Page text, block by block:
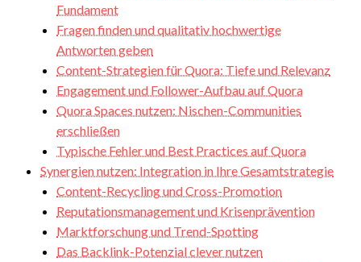
Fundament
Fragen finden und qualitativ hochwertige
Antworten geben
Content-Strategien für Quora: Tiefe und Relevanz
Engagement und Follower-Aufbau auf Quora
Quora Spaces nutzen: Nischen-Communities
erschließen
Typische Fehler und Best Practices auf Quora
Synergien nutzen: Integration in Ihre Gesamtstrategie
Content-Recycling und Cross-Promotion
Reputationsmanagement und Krisenprävention
Marktforschung und Trend-Spotting
Das Backlink-Potenzial clever nutzen